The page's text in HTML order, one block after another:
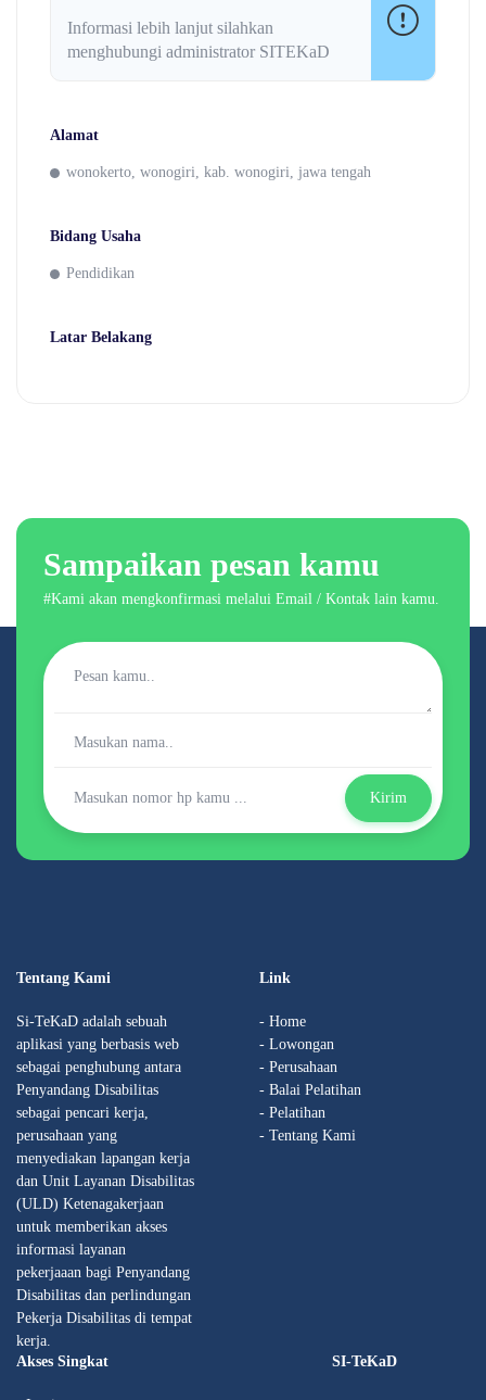
Informasi lebih lanjut silahkan
menghubungi administrator SITEKaD
Alamat
wonokerto, wonogiri, kab. wonogiri, jawa tengah
Bidang Usaha
Pendidikan
Latar Belakang
Sampaikan pesan kamu
#Kami akan mengkonfirmasi melalui Email / Kontak lain kamu.
Kirim
Tentang Kami
Si-TeKaD adalah sebuah
aplikasi yang berbasis web
sebagai penghubung antara
Penyandang Disabilitas
sebagai pencari kerja,
perusahaan yang
menyediakan lapangan kerja
dan Unit Layanan Disabilitas
(ULD) Ketenagakerjaan
untuk memberikan akses
informasi layanan
pekerjaaan bagi Penyandang
Disabilitas dan perlindungan
Pekerja Disabilitas di tempat
kerja.
Link
- Home
- Lowongan
- Perusahaan
- Balai Pelatihan
- Pelatihan
- Tentang Kami
Akses Singkat SI-TeKaD